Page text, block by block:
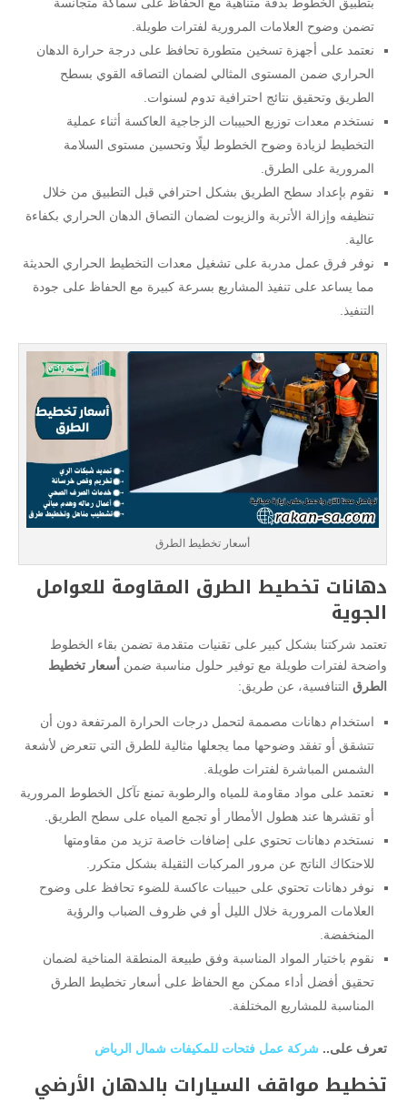
تضمن وضوح العلامات المرورية لفترات طويلة.
نعتمد على أجهزة تسخين متطورة تحافظ على درجة حرارة الدهان
الحراري ضمن المستوى المثالي لضمان التصاقه القوي بسطح
الطريق وتحقيق نتائج احترافية تدوم لسنوات.
نستخدم معدات توزيع الحبيبات الزجاجية العاكسة أثناء عملية
التخطيط لزيادة وضوح الخطوط ليلًا وتحسين مستوى السلامة
المرورية على الطرق.
نقوم بإعداد سطح الطريق بشكل احترافي قبل التطبيق من خلال
تنظيفه وإزالة الأتربة والزيوت لضمان التصاق الدهان الحراري بكفاءة
عالية.
نوفر فرق عمل مدربة على تشغيل معدات التخطيط الحراري الحديثة
مما يساعد على تنفيذ المشاريع بسرعة كبيرة مع الحفاظ على جودة
التنفيذ.
أسعار تخطيط الطرق
دهانات تخطيط الطرق المقاومة للعوامل
الجوية
تعتمد شركتنا بشكل كبير على تقنيات متقدمة تضمن بقاء الخطوط
واضحة لفترات طويلة مع توفير حلول مناسبة ضمن
أسعار تخطيط
الطرق التنافسية، عن طريق:
استخدام دهانات مصممة لتحمل درجات الحرارة المرتفعة دون أن
تتشقق أو تفقد وضوحها مما يجعلها مثالية للطرق التي تتعرض لأشعة
الشمس المباشرة لفترات طويلة.
نعتمد على مواد مقاومة للمياه والرطوبة تمنع تآكل الخطوط المرورية
أو تقشرها عند هطول الأمطار أو تجمع المياه على سطح الطريق.
نستخدم دهانات تحتوي على إضافات خاصة تزيد من مقاومتها
للاحتكاك الناتج عن مرور المركبات الثقيلة بشكل متكرر.
نوفر دهانات تحتوي على حبيبات عاكسة للضوء تحافظ على وضوح
العلامات المرورية خلال الليل أو في ظروف الضباب والرؤية
المنخفضة.
نقوم باختيار المواد المناسبة وفق طبيعة المنطقة المناخية لضمان
تحقيق أفضل أداء ممكن مع الحفاظ على أسعار تخطيط الطرق
المناسبة للمشاريع المختلفة.
تعرف على.. شركة عمل فتحات للمكيفات شمال الرياض
تخطيط مواقف السيارات بالدهان الأرضي